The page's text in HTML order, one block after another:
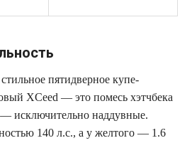
пятидверное купе-
XCeed — это помесь хэтчбека
исключительно наддувные.
140 л.с., а у желтого — 1.6